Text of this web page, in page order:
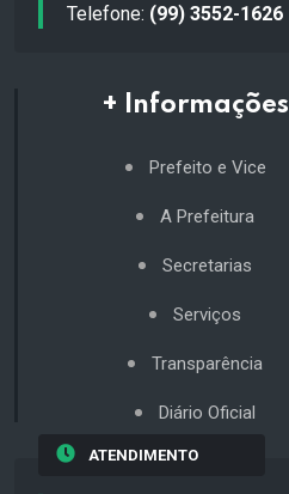
Telefone: (99) 3552-1626
+ Informações
Prefeito e Vice
A Prefeitura
Secretarias
Serviços
Transparência
Diário Oficial
ATENDIMENTO